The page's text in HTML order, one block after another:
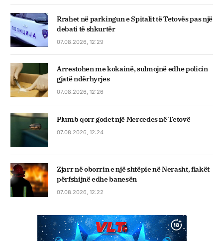
Rrahet në parkingun e Spitalit të Tetovës pas një
debati të shkurtër
07.08.2026, 12:29
Arrestohen me kokainë, sulmojnë edhe policin
gjatë ndërhyrjes
07.08.2026, 12:26
Plumb qorr godet një Mercedes në Tetovë
07.08.2026, 12:24
Zjarr në oborrin e një shtëpie në Nerasht, flakët
përfshijnë edhe banesën
07.08.2026, 12:22